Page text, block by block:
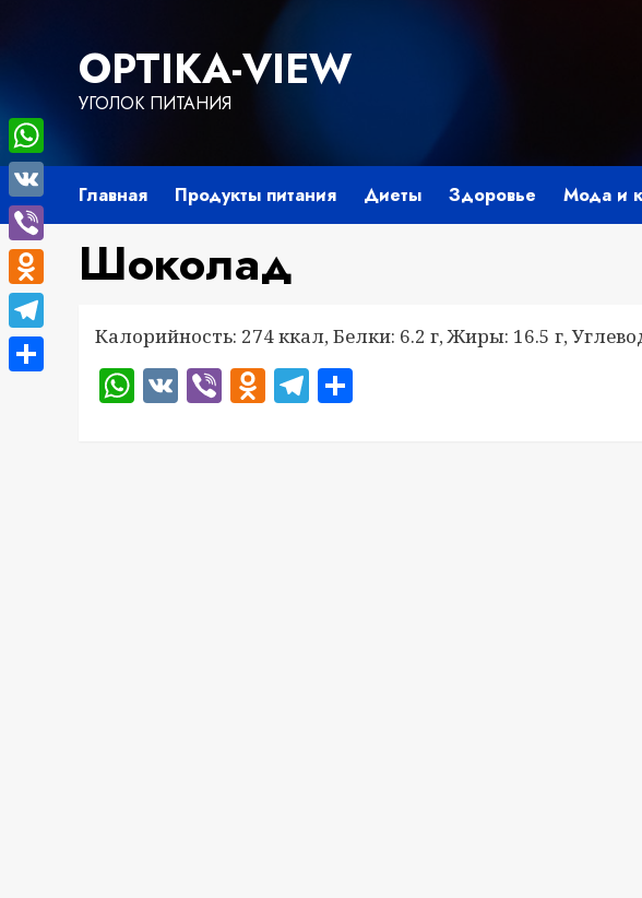
содержимомуOPTIKA-VIEW
УГОЛОК ПИТАНИЯ
Главная Продукты питания Диеты Здоровье Мода и
Шоколад
Калорийность: 274 ккал, Белки: 6.2 г, Жиры: 16.5 г,
WhatsApp
VKViberOdnoklassniki
Telegram
WhatsApp
VK
Viber
Odnoklassniki
Telegram
Отправить